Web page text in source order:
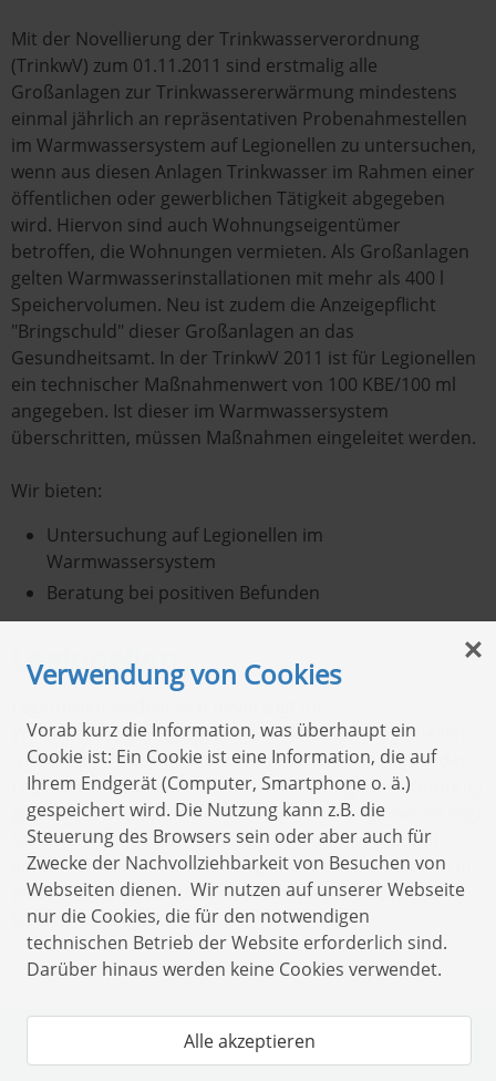
Mit der Novellierung der Trinkwasserverordnung
(TrinkwV) zum 01.11.2011 sind erstmalig alle
Großanlagen zur Trinkwassererwärmung mindestens
einmal jährlich an repräsentativen Probenahmestellen
im Warmwassersystem auf Legionellen zu untersuchen,
wenn aus diesen Anlagen Trinkwasser im Rahmen einer
öffentlichen oder gewerblichen Tätigkeit abgegeben
wird. Hiervon sind auch Wohnungseigentümer
betroffen, die Wohnungen vermieten. Als Großanlagen
gelten Warmwasserinstallationen mit mehr als 400 l
Speichervolumen. Neu ist zudem die Anzeigepflicht
"Bringschuld" dieser Großanlagen an das
Gesundheitsamt. In der TrinkwV 2011 ist für Legionellen
ein technischer Maßnahmenwert von 100 KBE/100 ml
angegeben. Ist dieser im Warmwassersystem
überschritten, müssen Maßnahmen eingeleitet werden.
Wir bieten:
Untersuchung auf Legionellen im
Warmwassersystem
Beratung bei positiven Befunden
Legionellen
Warmwasserleitungssystem an. Unter den Legionellen
ist besondersLegionella pneumophilaals Auslöser der
Legionärskrankheit (einer schweren Lungenentzündung)
gefährlich. Das optimale Wachstum von Legionellen liegt
bei einer Temperatur von 20 - 50 °C und wird durch
entsprechendes Nährstoffangebot, z.B. einen Biofilm in
Wasserleitungen und/oder Sedimente wie Rost und
Kesselstein begünstigt.
Verwendung von Cookies
Vorab kurz die Information, was überhaupt ein
Cookie ist: Ein Cookie ist eine Information, die auf
Ihrem Endgerät (Computer, Smartphone o. ä.)
gespeichert wird. Die Nutzung kann z.B. die
Steuerung des Browsers sein oder aber auch für
Zwecke der Nachvollziehbarkeit von Besuchen von
Webseiten dienen. Wir nutzen auf unserer Webseite
nur die Cookies, die für den notwendigen
technischen Betrieb der Website erforderlich sind.
Darüber hinaus werden keine Cookies verwendet.
Alle akzeptieren